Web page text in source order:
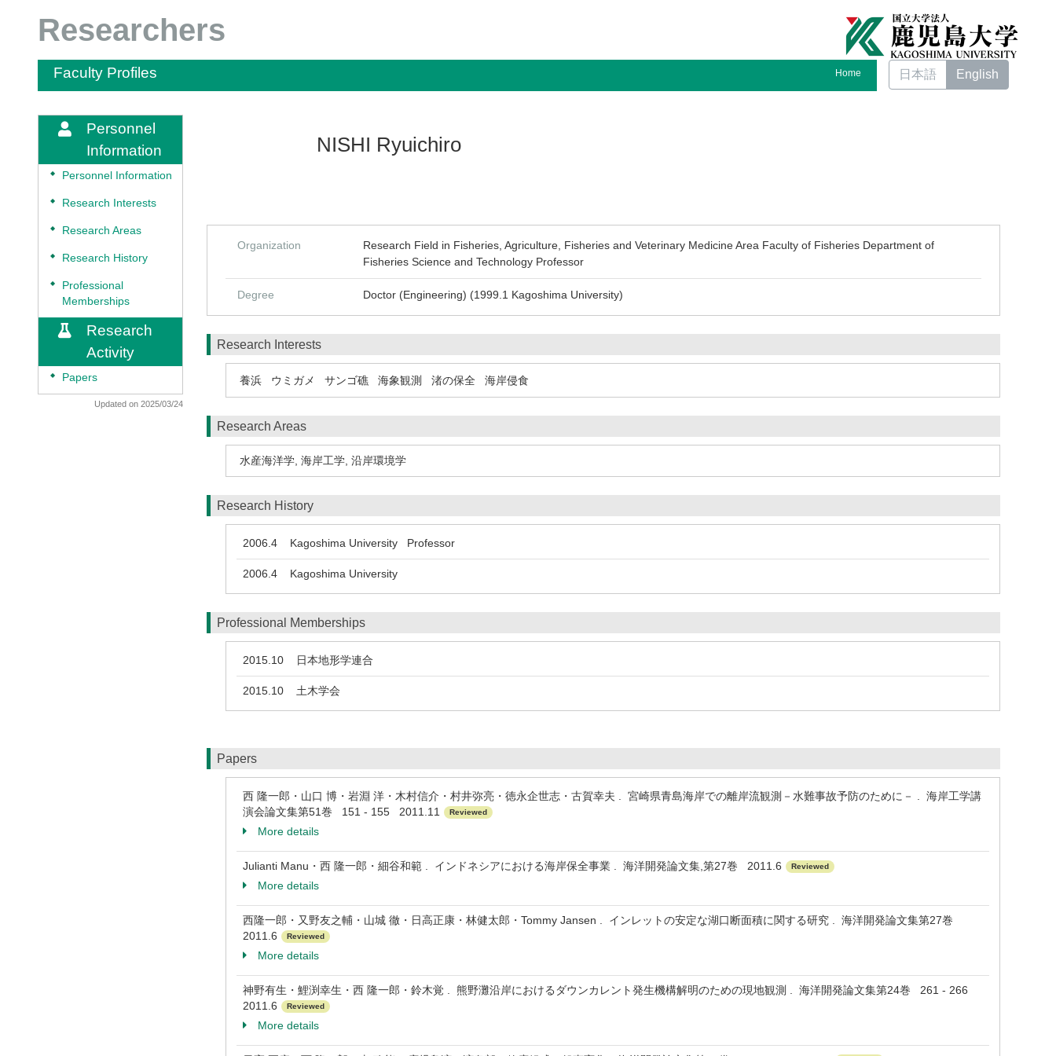
Researchers
Faculty Profiles Home 日本語 English
Personnel
Information
◆ Personnel Information
◆ Research Interests
◆ Research Areas
◆ Research History
◆
Professional
Memberships
Research
Activity
◆ Papers
Updated on 2025/03/24
NISHI Ryuichiro
Organization
Research Field in Fisheries, Agriculture, Fisheries and Veterinary Medicine Area Faculty of Fisheries Department of
Fisheries Science and Technology Professor
Degree Doctor (Engineering) (1999.1 Kagoshima University)
Research Interests
養浜 ウミガメ サンゴ礁 海象観測 渚の保全 海岸侵食
Research Areas
水産海洋学 海岸工学 沿岸環境学
Research History
2006.4 Kagoshima University Professor
2006.4 Kagoshima University
Professional Memberships
2015.10 日本地形学連合
2015.10 土木学会
Papers
西 隆一郎・山口 博・岩淵 洋・木村信介・村井弥亮・徳永企世志・古賀幸夫 . 宮崎県青島海岸での離岸流観測－水難事故予防のために－ . 海岸工学講
演会論文集第51巻 151 - 155 2011.11
Reviewed
More details
Julianti Manu・西 隆一郎・細谷和範 . インドネシアにおける海岸保全事業 . 海洋開発論文集,第27巻 2011.6 Reviewed
More details
西隆一郎・又野友之輔・山城 徹・日高正康・林健太郎・Tommy Jansen . インレットの安定な湖口断面積に関する研究 . 海洋開発論文集第27巻
2011.6
Reviewed
More details
神野有生・鯉渕幸生・西 隆一郎・鈴木覚 . 熊野灘沿岸におけるダウンカレント発生機構解明のための現地観測 . 海洋開発論文集第24巻 261 - 266
2011.6
Reviewed
More details